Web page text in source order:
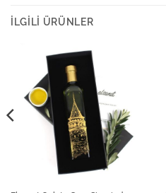
İLGILI ÜRÜNLER